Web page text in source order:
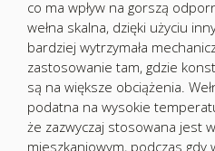
co ma wpływ na gorszą
wełna skalna, dzięki użyciu
bardziej wytrzymała
zastosowanie tam, gdzie
są na większe obciążenia.
podatna na wysokie
że zazwyczaj stosowana jest
mieszkaniowym, podczas gdy